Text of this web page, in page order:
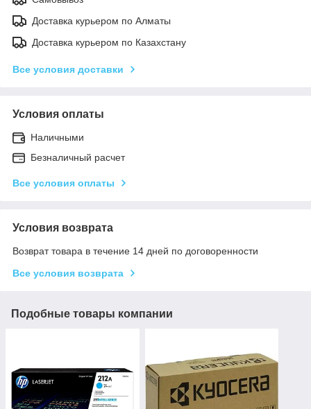
Доставка курьером по Алматы
Доставка курьером по Казахстану
Все условия доставки
Условия оплаты
Наличными
Безналичный расчет
Все условия оплаты
Условия возврата
Возврат товара в течение 14 дней по договоренности
Все условия возврата
Подобные товары компании